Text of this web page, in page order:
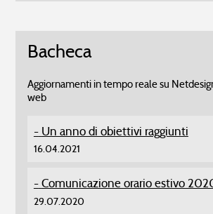
Bacheca
Aggiornamenti in tempo reale su
web
Un anno di obiettivi raggiunti
16.04.2021
Comunicazione orario estivo
29.07.2020